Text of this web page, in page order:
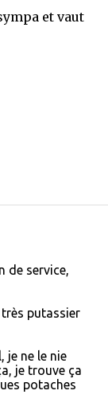
et vaut
de service,
putassier
je ne le nie
je trouve ça
potaches